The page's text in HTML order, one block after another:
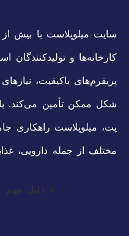
کارخانه‌ها و
پریفرم‌های باکیفیت،
شکل ممکن تأمین می‌کند.
پت، میلوپلاست راهکاری
مختلف از جمله دارویی،
4 دلیل مهم چرا میلوپلاست ؟